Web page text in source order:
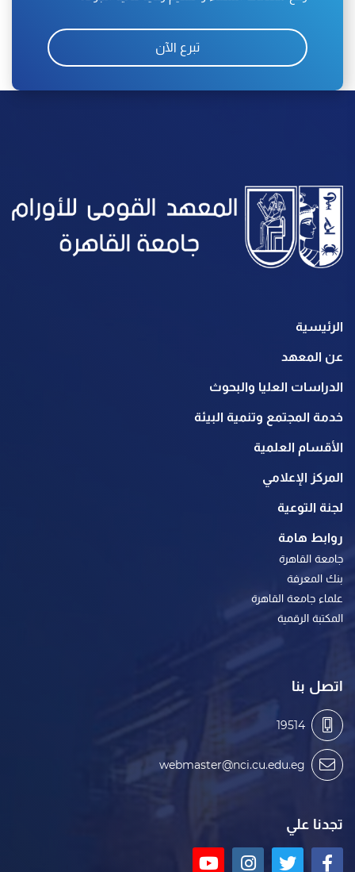
تبرع الآن
الرئيسية
عن المعهد
الدراسات العليا والبحوث
خدمة المجتمع وتنمية البيئة
الأقسام العلمية
المركز الإعلامي
لجنة التوعية
روابط هامة
جامعة القاهرة
بنك المعرفة
علماء جامعة القاهرة
المكتبة الرقمية
اتصل بنا
19514
webmaster@nci.cu.edu.eg
تجدنا علي